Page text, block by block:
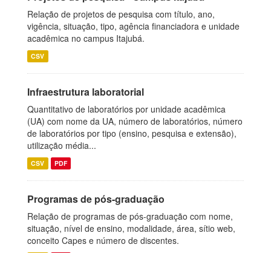
Relação de projetos de pesquisa com título, ano,
vigência, situação, tipo, agência financiadora e unidade
acadêmica no campus Itajubá.
CSV
Infraestrutura laboratorial
Quantitativo de laboratórios por unidade acadêmica
(UA) com nome da UA, número de laboratórios, número
de laboratórios por tipo (ensino, pesquisa e extensão),
utilização média...
CSV PDF
Programas de pós-graduação
Relação de programas de pós-graduação com nome,
situação, nível de ensino, modalidade, área, sítio web,
conceito Capes e número de discentes.